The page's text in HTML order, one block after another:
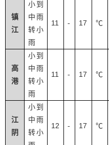
镇
江
小到
中雨
转小
雨
11 - 17 ℃
高
港
小到
中雨
转小
雨
11 - 17 ℃
江
阴
小到
中雨
转小
12 - 17 ℃